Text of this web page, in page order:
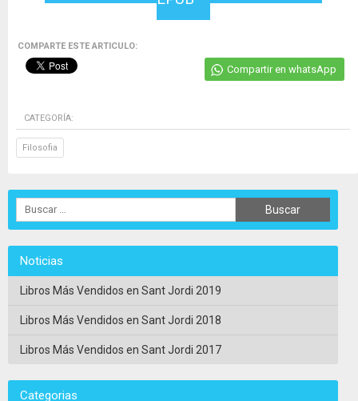
COMPARTE ESTE ARTICULO:
Compartir en whatsApp
CATEGORÍA:
Filosofia
Noticias
Libros Más Vendidos en Sant Jordi 2019
Libros Más Vendidos en Sant Jordi 2018
Libros Más Vendidos en Sant Jordi 2017
Categorias